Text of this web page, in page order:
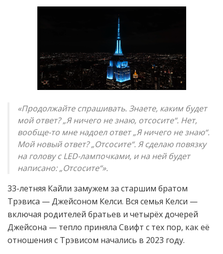
«Продолжайте спрашивать. Знаете, каким будет
мой ответ? „Я ничего не знаю, отсосите“. Нет,
вообще-то мне надоел ответ „Я ничего не знаю“.
Мой новый ответ? „Отсосите“. Я сделаю повязку
на голову с LED-лампочками, и на ней будет
написано: „Отсосите“».
33-летняя Кайли замужем за старшим братом
Трэвиса — Джейсоном Келси. Вся семья Келси —
включая родителей братьев и четырёх дочерей
Джейсона — тепло приняла Свифт с тех пор, как её
отношения с Трэвисом начались в 2023 году.